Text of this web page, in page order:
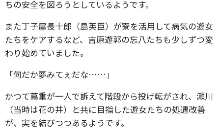
ちの安全を図ろうとしているようです。
また丁子屋長十郎（島英臣）が寮を活用して病気の遊女
たちをケアするなど、吉原遊郭の忘八たちも少しずつ変
わり始めていました。
「何だか夢みてぇだな……」
かつて蔦重が一人で訴えて階段から投げ転がされ、瀬川
（当時は花の井）と共に目指した遊女たちの処遇改善
が、実を結びつつあるようです。